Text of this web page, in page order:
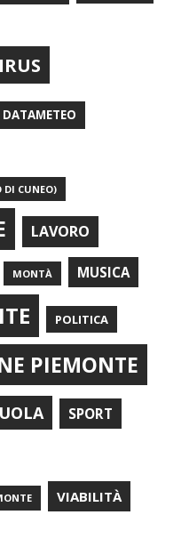
DATAMETEO
DI CUNEO)
LAVORO
MONTÀ MUSICA
POLITICA
PIEMONTE
SPORT
VIABILITÀ